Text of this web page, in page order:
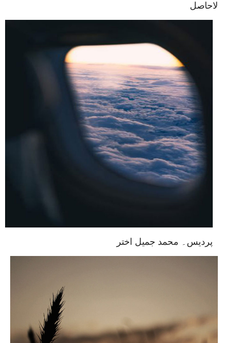
لاحاصل
پردیس۔ محمد جمیل اختر